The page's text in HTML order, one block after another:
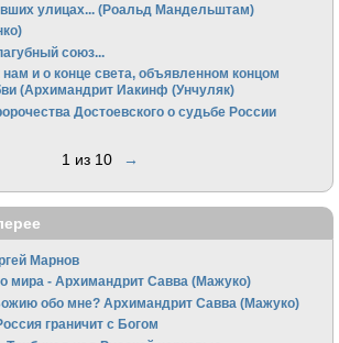
улицах... (Роальд Мандельштам)
союз...
и о конце света, объявленном концом
(Архимандрит Иакинф (Унчуляк)
Достоевского о судьбе России
1 из 10 →
Марнов
мира - Архимандрит Савва (Мажуко)
обо мне? Архимандрит Савва (Мажуко)
граничит с Богом